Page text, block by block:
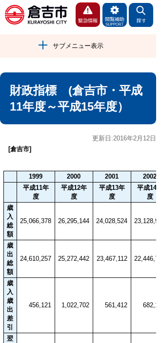
サブメニュー表示
財政指標 (倉吉市・平成
11年度～平成15年度）
更新日:2016年2月12日
[倉吉市]
1999 2000 2001
2002
平成11年
度
平成12年
度
平成13年
度
平成14年
度
歳
入
総
額
25,066,378 26,295,144 24,028,524
歳
出
総
額
24,610,257 25,272,442 23,467,112
歳
入
歳
出
差
引
456,121 1,022,702 561,412
翌